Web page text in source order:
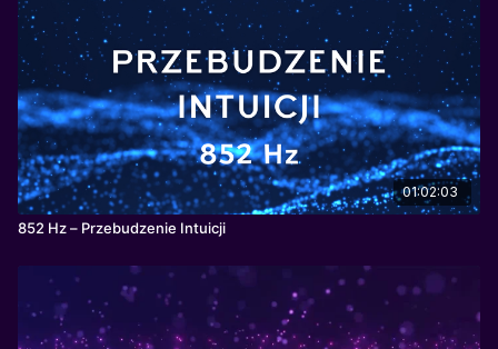
01:02:03
852 Hz – Przebudzenie Intuicji